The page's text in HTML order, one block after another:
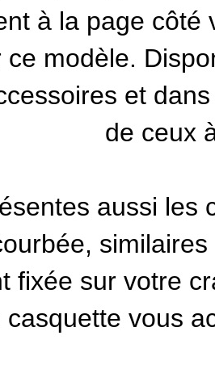
à la page côté
ce modèle.
et
de ceux
aussi les
fixée sur votre
casquette vous